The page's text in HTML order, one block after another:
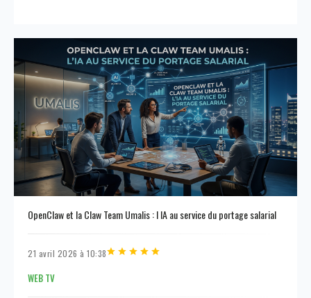
OpenClaw et la Claw Team Umalis : l IA au service du portage salarial
21 avril 2026 à 10:38
WEB TV